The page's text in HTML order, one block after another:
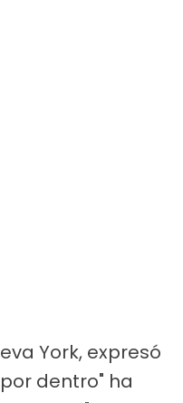
York, expresó
dentro" ha